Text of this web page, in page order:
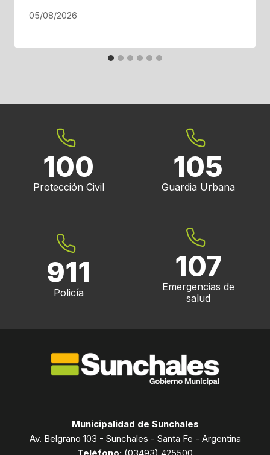
05/08/2026
100
Protección Civil
105
Guardia Urbana
911
Policía
107
Emergencias de
salud
Municipalidad de Sunchales
Av. Belgrano 103 - Sunchales - Santa Fe - Argentina